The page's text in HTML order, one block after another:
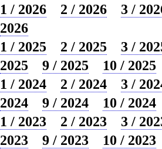
1 / 2026 2 / 2026
3 /
2026
1 / 2025
2 / 2025
3 /
2025
9 / 2025
10 / 2025
1 / 2024
2 / 2024
3 /
2024
9 / 2024
10 / 2024
1 / 2023
2 / 2023
3 /
2023
9 / 2023
10 / 2023